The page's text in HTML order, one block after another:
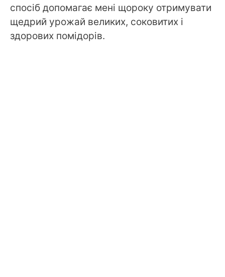
спосіб допомагає мені щороку отримувати
щедрий урожай великих, соковитих і
здорових помідорів.